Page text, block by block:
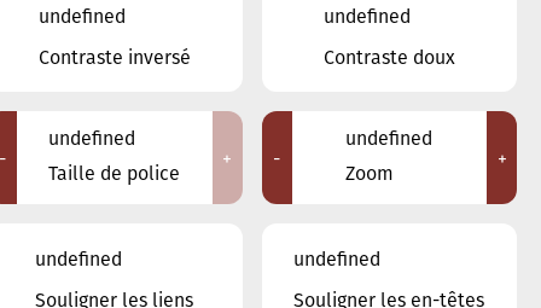
SEPTEMBRE
LUN MER VEN SAM
undefined
Contraste inversé
undefined
Contraste doux
-
undefined
Taille de police
+ -
undefined
Zoom
+
undefined
Souligner les liens
undefined
Souligner les en-têtes